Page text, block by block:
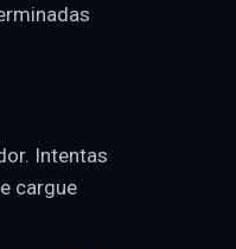
Intentas
cargue